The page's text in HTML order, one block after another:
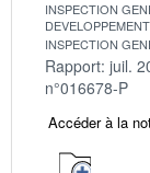
INSPECTION
INSPECTION
Rapport: juil.
n°016678-P
Accéder à la